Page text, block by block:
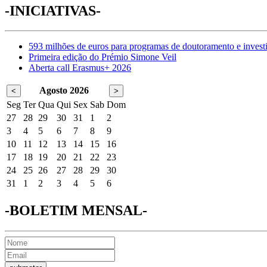
-INICIATIVAS-
593 milhões de euros para programas de doutoramento e
Primeira edição do Prémio Simone Veil
Aberta call Erasmus+ 2026
< Agosto 2026 >
Seg Ter Qua Qui Sex Sab Dom
27
28 29 30 31 1
2
3
4 5 6 7 8
9
10
11 12 13 14 15
16
17
18 19 20 21 22
23
24
25 26 27 28 29
30
31
1 2 3 4 5 6
-BOLETIM MENSAL-